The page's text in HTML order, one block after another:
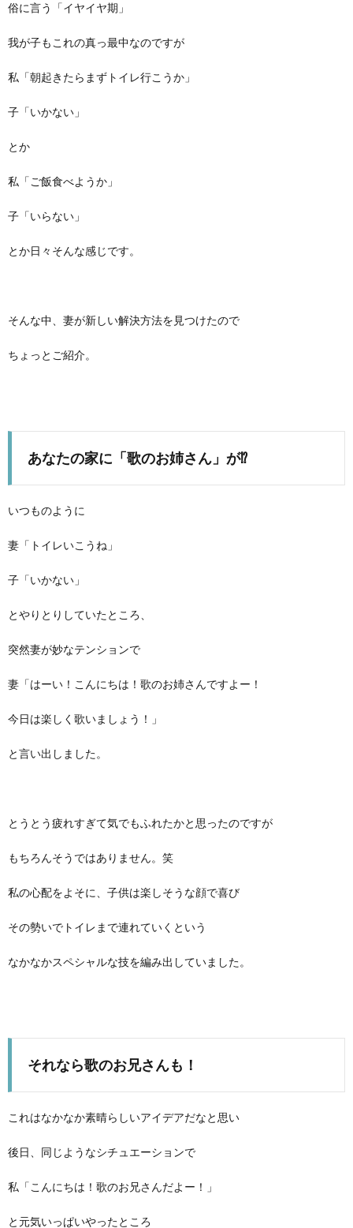
俗に言う「イヤイヤ期」
我が子もこれの真っ最中なのですが
私「朝起きたらまずトイレ行こうか」
子「いかない」
とか
私「ご飯食べようか」
子「いらない」
とか日々そんな感じです。
そんな中、妻が新しい解決方法を見つけたので
ちょっとご紹介。
あなたの家に「歌のお姉さん」が⁉︎
いつものように
妻「トイレいこうね」
子「いかない」
とやりとりしていたところ、
突然妻が妙なテンションで
妻「はーい！こんにちは！歌のお姉さんですよー！
今日は楽しく歌いましょう！」
と言い出しました。
とうとう疲れすぎて気でもふれたかと思ったのですが
もちろんそうではありません。笑
私の心配をよそに、子供は楽しそうな顔で喜び
その勢いでトイレまで連れていくという
なかなかスペシャルな技を編み出していました。
それなら歌のお兄さんも！
これはなかなか素晴らしいアイデアだなと思い
後日、同じようなシチュエーションで
私「こんにちは！歌のお兄さんだよー！」
と元気いっぱいやったところ